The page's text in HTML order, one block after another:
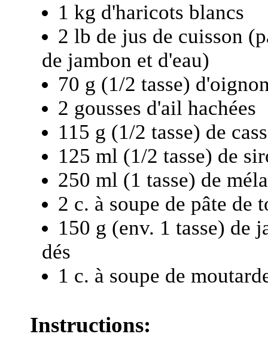
1 kg d'haricots blancs
2 lb de jus de cuisson
de jambon et d'eau)
70 g (1/2 tasse)
2 gousses d'ail hachées
115 g (1/2 tasse) de
125 ml (1/2 tasse) de
250 ml (1 tasse) de
2 c. à soupe de pâte de
150 g (env. 1 tasse) de
dés
1 c. à soupe de
Instructions: